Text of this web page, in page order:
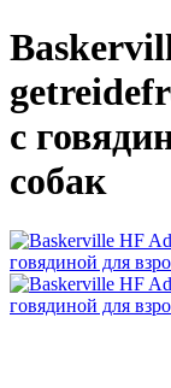
с
собак